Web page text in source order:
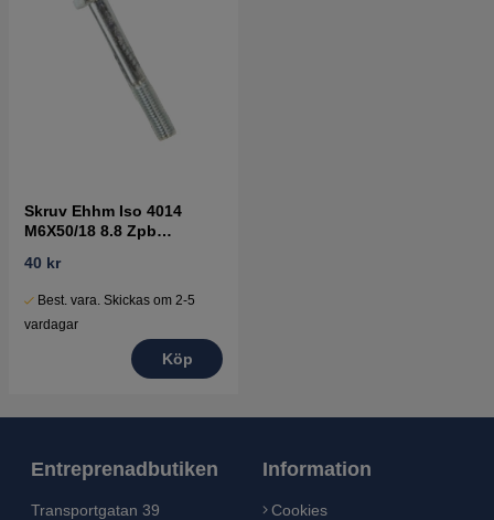
Skruv Ehhm Iso 4014
M6X50/18 8.8 Zpb
40 kr
Best. vara. Skickas om 2-5
vardagar
Köp
Entreprenadbutiken
Transportgatan 39
Information
Cookies